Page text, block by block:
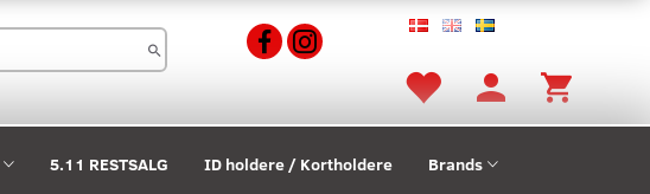
5.11 RESTSALG ID holdere / Kortholdere Brands